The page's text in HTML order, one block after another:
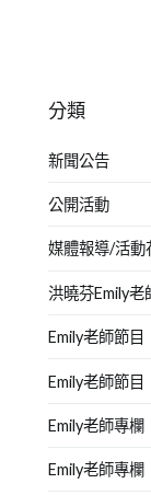
分類
新聞公告
公開活動
媒體報導/活動
洪曉芬Emily老
Emily老師節目
Emily老師節目
Emily老師專欄
Emily老師專欄